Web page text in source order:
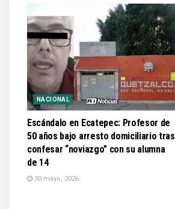
NACIONAL
Escándalo en Ecatepec: Profesor de
50 años bajo arresto domiciliario tras
confesar “noviazgo” con su alumna
de 14
30 mayo, 2026